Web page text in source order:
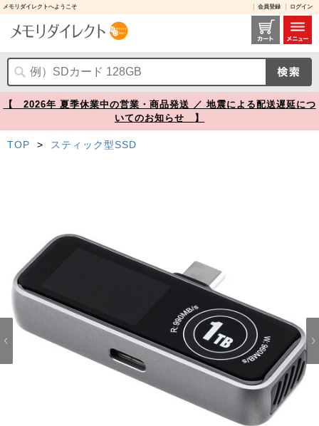
メモリダイレクトへようこそ 会員登録 ログイン
スマホ用 外付けSSD 1TB USB-C USB 3.2 Gen2 冷却ファン内蔵 液晶画面付き 【メモリダイレクト】
【 2026年 夏季休業中の営業・商品発送 ／ 地震による配送遅延につ
いてのお知らせ 】
TOP > スティック型SSD